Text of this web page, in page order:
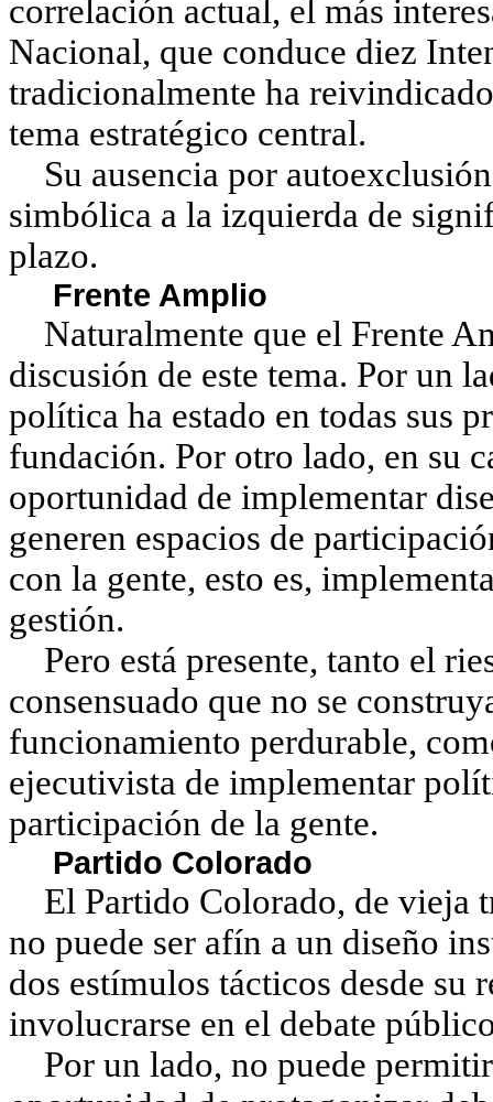
correlación actual, el más
Nacional, que conduce diez
tradicionalmente ha
tema estratégico central.
Su ausencia por
simbólica a la izquierda de
plazo.
Frente Amplio
Naturalmente que el Frente
discusión de este tema. Por un
política ha estado en todas sus
fundación. Por otro lado, en su
oportunidad de implementar
generen espacios de
con la gente, esto es,
gestión.
Pero está presente, tanto el
consensuado que no se
funcionamiento perdurable,
ejecutivista de implementar
participación de la gente.
Partido Colorado
El Partido Colorado, de vieja
no puede ser afín a un diseño
dos estímulos tácticos desde su
involucrarse en el debate
Por un lado, no puede